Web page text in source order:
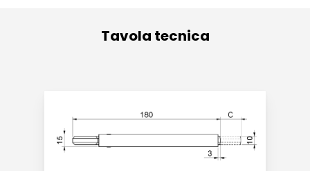
Tavola tecnica